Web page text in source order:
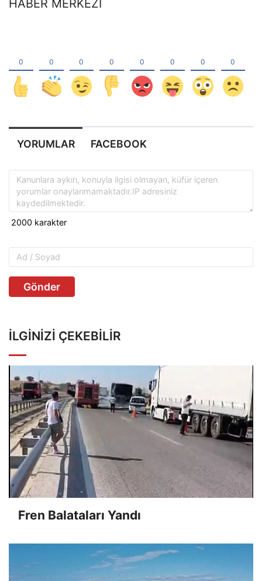
HABER MERKEZİ
YORUMLAR FACEBOOK
Gönder
İLGINIZI ÇEKEBILIR
Fren Balataları Yandı